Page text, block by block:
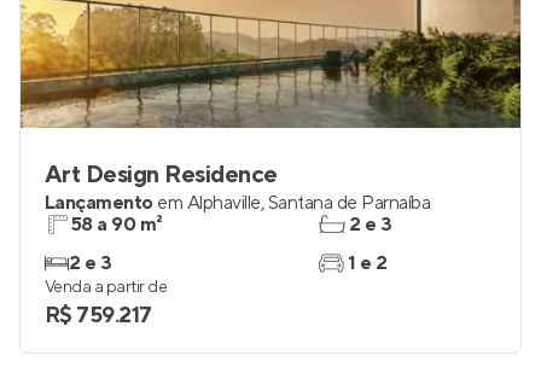
Art Design Residence
Lançamento em Alphaville,Santana de Parnaíba
58 a 90 m²
2 e 3
2 e 3
1 e 2
Venda a partir de
R$ 759.217